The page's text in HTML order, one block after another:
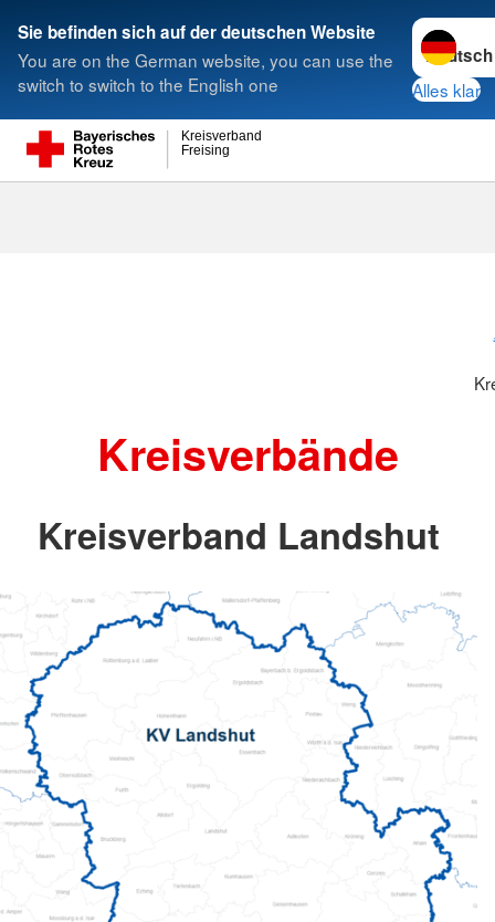
Sie befinden sich auf der deutschen Website
You are on the German website, you can use the
switch to switch to the English one
Sprache
Alles klar
Freising
Kreisverband
Suche
Kreisverbände
Kreisverband Landshut